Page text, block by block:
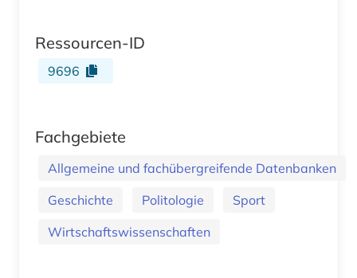
Ressourcen-ID
9696
Fachgebiete
Allgemeine und fachübergreifende Datenbanken
Geschichte
Politologie
Sport
Wirtschaftswissenschaften